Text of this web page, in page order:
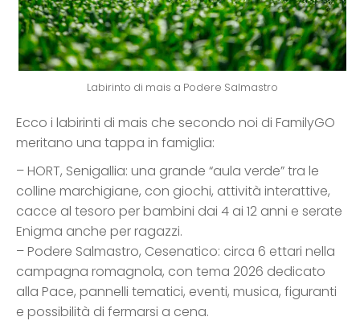
Labirinto di mais a Podere Salmastro
Ecco i labirinti di mais che secondo noi di FamilyGO
meritano una tappa in famiglia:
– HORT, Senigallia: una grande “aula verde” tra le
colline marchigiane, con giochi, attività interattive,
cacce al tesoro per bambini dai 4 ai 12 anni e serate
Enigma anche per ragazzi.
– Podere Salmastro, Cesenatico: circa 6 ettari nella
campagna romagnola, con tema 2026 dedicato
alla Pace, pannelli tematici, eventi, musica, figuranti
e possibilità di fermarsi a cena.